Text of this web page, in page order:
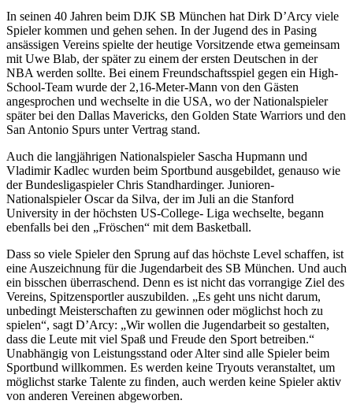
In seinen 40 Jahren beim DJK SB München hat Dirk D’Arcy viele
Spieler kommen und gehen sehen. In der Jugend des in Pasing
ansässigen Vereins spielte der heutige Vorsitzende etwa gemeinsam
mit Uwe Blab, der später zu einem der ersten Deutschen in der
NBA werden sollte. Bei einem Freundschaftsspiel gegen ein High-
School-Team wurde der 2,16-Meter-Mann von den Gästen
angesprochen und wechselte in die USA, wo der Nationalspieler
später bei den Dallas Mavericks, den Golden State Warriors und den
San Antonio Spurs unter Vertrag stand.
Auch die langjährigen Nationalspieler Sascha Hupmann und
Vladimir Kadlec wurden beim Sportbund ausgebildet, genauso wie
der Bundesligaspieler Chris Standhardinger. Junioren-
Nationalspieler Oscar da Silva, der im Juli an die Stanford
University in der höchsten US-College- Liga wechselte, begann
ebenfalls bei den „Fröschen“ mit dem Basketball.
Dass so viele Spieler den Sprung auf das höchste Level schaffen, ist
eine Auszeichnung für die Jugendarbeit des SB München. Und auch
ein bisschen überraschend. Denn es ist nicht das vorrangige Ziel des
Vereins, Spitzensportler auszubilden. „Es geht uns nicht darum,
unbedingt Meisterschaften zu gewinnen oder möglichst hoch zu
spielen“, sagt D’Arcy: „Wir wollen die Jugendarbeit so gestalten,
dass die Leute mit viel Spaß und Freude den Sport betreiben.“
Unabhängig von Leistungsstand oder Alter sind alle Spieler beim
Sportbund willkommen. Es werden keine Tryouts veranstaltet, um
möglichst starke Talente zu finden, auch werden keine Spieler aktiv
von anderen Vereinen abgeworben.